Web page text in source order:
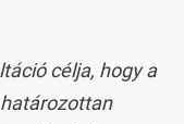
célja, hogy a